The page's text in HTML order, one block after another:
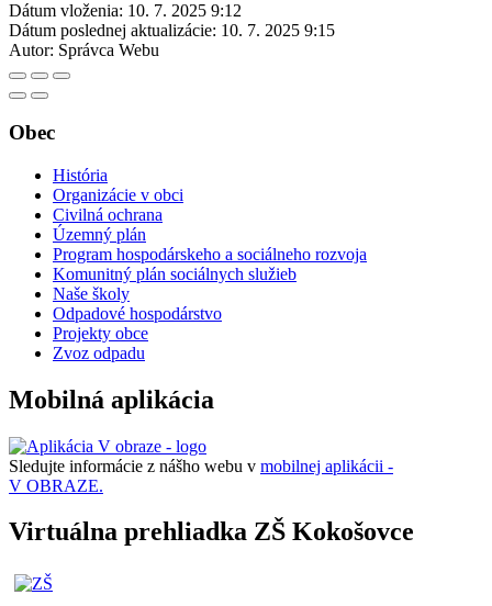
Dátum vloženia: 10. 7. 2025 9:12
Dátum poslednej aktualizácie: 10. 7. 2025 9:15
Autor: Správca Webu
Obec
História
Organizácie v obci
Civilná ochrana
Územný plán
Program hospodárskeho a sociálneho rozvoja
Komunitný plán sociálnych služieb
Naše školy
Odpadové hospodárstvo
Projekty obce
Zvoz odpadu
Mobilná aplikácia
Sledujte informácie z nášho webu v mobilnej aplikácii -
V OBRAZE.
Virtuálna prehliadka ZŠ Kokošovce